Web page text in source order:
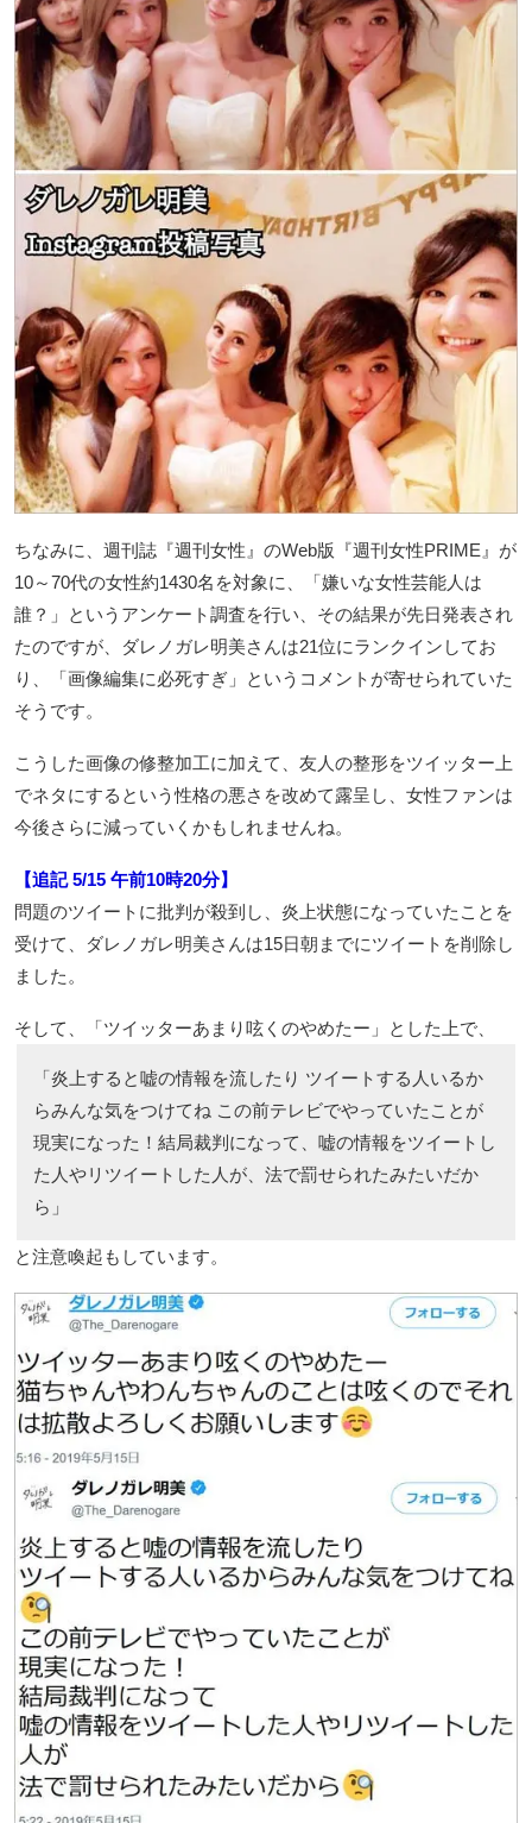
ちなみに、週刊誌『週刊女性』のWeb版『週刊女性PRIME』が
10～70代の女性約1430名を対象に、「嫌いな女性芸能人は
誰？」というアンケート調査を行い、その結果が先日発表され
たのですが、ダレノガレ明美さんは21位にランクインしてお
り、「画像編集に必死すぎ」というコメントが寄せられていた
そうです。
こうした画像の修整加工に加えて、友人の整形をツイッター上
でネタにするという性格の悪さを改めて露呈し、女性ファンは
今後さらに減っていくかもしれませんね。
【追記 5/15 午前10時20分】
問題のツイートに批判が殺到し、炎上状態になっていたことを
受けて、ダレノガレ明美さんは15日朝までにツイートを削除し
ました。
そして、「ツイッターあまり呟くのやめたー」とした上で、
「炎上すると嘘の情報を流したり ツイートする人いるか
らみんな気をつけてね この前テレビでやっていたことが
現実になった！結局裁判になって、嘘の情報をツイートし
た人やリツイートした人が、法で罰せられたみたいだか
ら」
と注意喚起もしています。